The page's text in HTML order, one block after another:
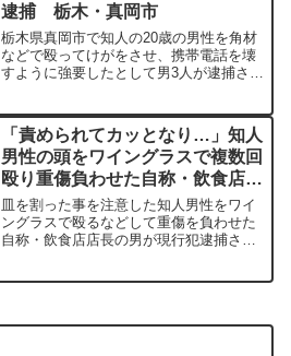
逮捕 栃木・真岡市
栃木県真岡市で知人の20歳の男性を角材
などで殴ってけがをさせ、携帯電話を壊
すように強要したとして男3人が逮捕され
「責められてカッとなり…」知人
男性の頭をワイングラスで複数回
殴り重傷負わせた自称・飲食店店
長の男（49）を現行犯逮捕
皿を割った事を注意した知人男性をワイ
ングラスで殴るなどして重傷を負わせた
自称・飲食店店長の男が現行犯逮捕され